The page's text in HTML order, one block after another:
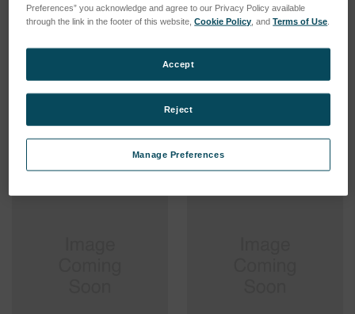
Esegui l'accesso per vedere
i prezzi
88-264VAC/
SKU: 77020081
Esegui l'accesso per vedere
i prezzi
Preferences” you acknowledge and agree to our Privacy Policy available
through the link in the footer of this website,Cookie Policy , andTerms of Use
Manage Preferences
Reject
Accept